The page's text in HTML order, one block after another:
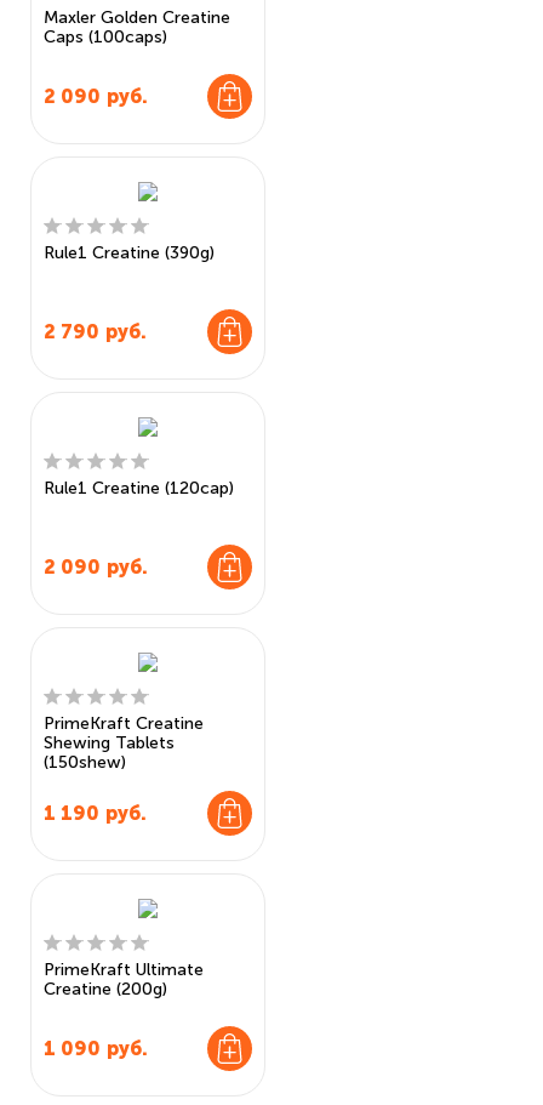
Maxler Golden Creatine
Caps (100caps)
2 090 руб.
Rule1 Creatine (390g)
2 790 руб.
Rule1 Creatine (120cap)
2 090 руб.
PrimeKraft Creatine
Shewing Tablets
(150shew)
1 190 руб.
PrimeKraft Ultimate
Creatine (200g)
1 090 руб.